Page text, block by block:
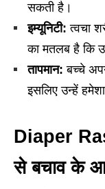
सकती है।
इम्यूनिटी: त्वचा
का मतलब है कि
तापमान: बच्चे
इसलिए उन्हें
Diaper
से बचाव के